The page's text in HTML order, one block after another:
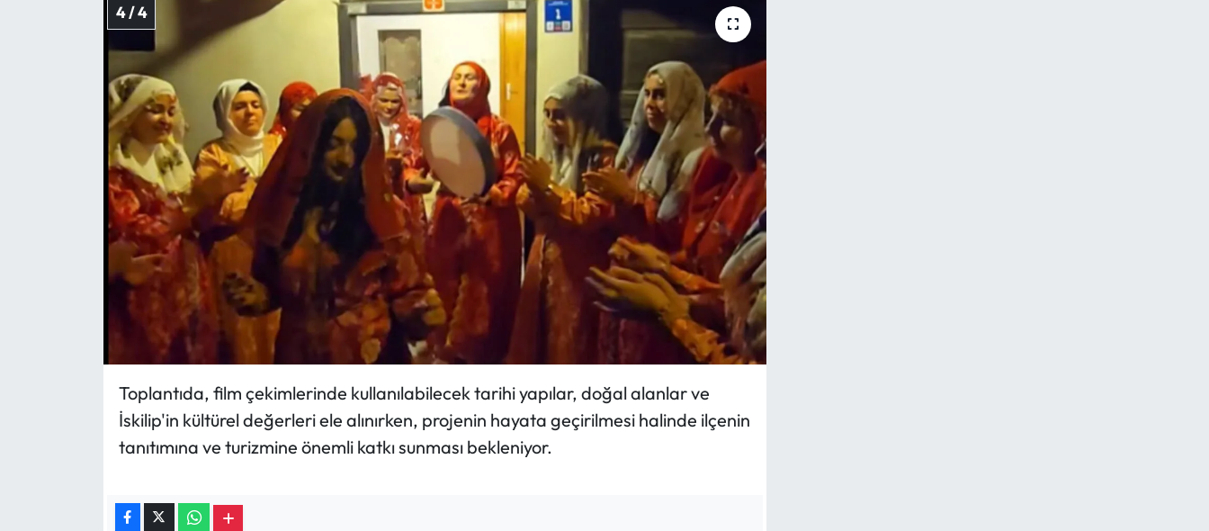
4 / 4
Toplantıda, film çekimlerinde kullanılabilecek tarihi yapılar, doğal alanlar ve
İskilip'in kültürel değerleri ele alınırken, projenin hayata geçirilmesi halinde ilçenin
tanıtımına ve turizmine önemli katkı sunması bekleniyor.